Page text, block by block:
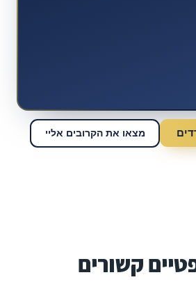
מצאו את הקרובים אליי
קשורים